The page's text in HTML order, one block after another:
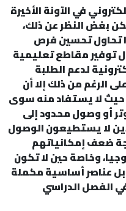
في الآونة الأخيرة
بغض النظر عن ذلك،
تحاول تحسين فرص
توفير مقاطع تعليمية
لدعم الطلبة
الرغم من ذلك إلا أن
حيث لا يستفاد منه سوى
أو وصول محدود إلى
لا يستطيعون الوصول
ضعف إمكانياتهم
وخاصة حين لا تكون
بل عناصر أساسية مكملة
الفصل الدراسي